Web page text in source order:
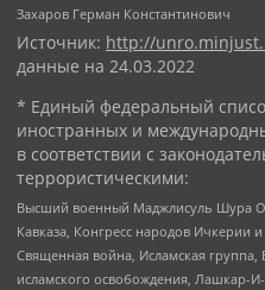
Захаров Герман Константинович
Источник: http://
данные на 24.03.2022
* Единый федеральный
иностранных и
в соответствии с
террористическими:
Высший военный Маджлисуль Шура
Кавказа, Конгресс народов Ичкерии
Священная война, Исламская группа,
исламского освобождения, Лашкар-